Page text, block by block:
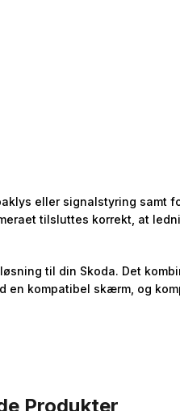
eller signalstyring samt
tilsluttes korrekt, at
til din Skoda. Det
en kompatibel skærm, og
Produkter